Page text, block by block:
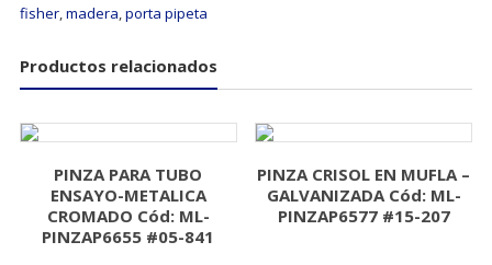
fisher,madera,porta pipeta
Productos relacionados
PINZA PARA TUBO
ENSAYO-METALICA
CROMADO Cód: ML-
PINZAP6655 #05-841
PINZA CRISOL EN MUFLA –
GALVANIZADA Cód: ML-
PINZAP6577 #15-207